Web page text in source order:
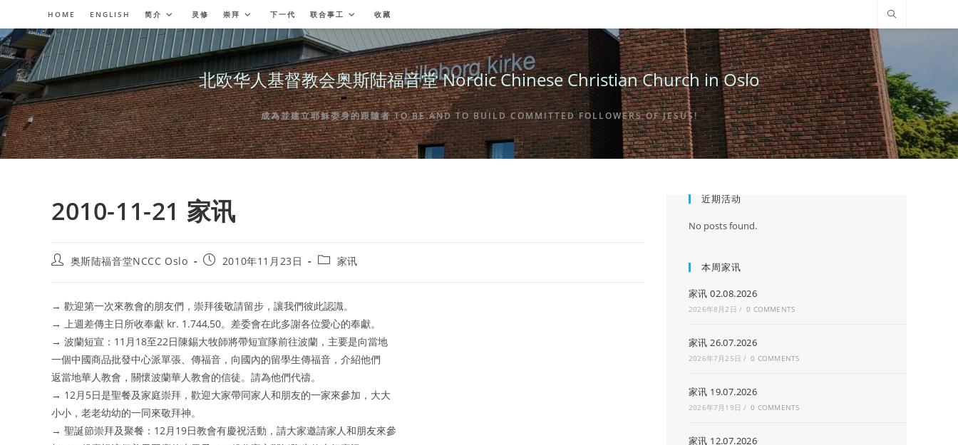
to
content
HOME ENGLISH 简介 灵修 崇拜 下一代 联合事工 收藏
北欧华人基督教会奥斯陆福音堂 Nordic Chinese Christian Church in Oslo
成為並建立耶穌委身的跟隨者 TO BE AND TO BUILD COMMITTED FOLLOWERS OF JESUS!
2010-11-21 家讯
Post奥斯陆福音堂NCCC Oslo
Post2010年11月23日
Post家讯
→ 歡迎第一次來教會的朋友們，崇拜後敬請留步，讓我們彼此認識。
→ 上週差傳主日所收奉獻 kr. 1.744,50。差委會在此多謝各位愛心的奉獻。
→ 波蘭短宣：11月18至22日陳錫大牧師將帶短宣隊前往波蘭，主要是向當地
一個中國商品批發中心派單張、傳福音，向國內的留學生傳福音，介紹他們
返當地華人教會，關懷波蘭華人教會的信徒。請為他們代禱。
→ 12月5日是聖餐及家庭崇拜，歡迎大家帶同家人和朋友的一家來參加，大大
小小，老老幼幼的一同來敬拜神。
→ 聖誕節崇拜及聚餐：12月19日教會有慶祝活動，請大家邀請家人和朋友來參
近期活动
No posts found.
本周家讯
家讯 02.08.2026
2026年8月2日 / 0 COMMENTS
家讯 26.07.2026
2026年7月25日 / 0 COMMENTS
家讯 19.07.2026
2026年7月19日 / 0 COMMENTS
家讯 12.07.2026